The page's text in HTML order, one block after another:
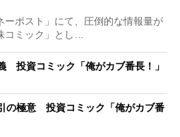
ポスト」にて、圧倒的な情報量が
コミック」とし…
投資コミック「俺がカブ番長！」
の極意 投資コミック「俺がカブ番